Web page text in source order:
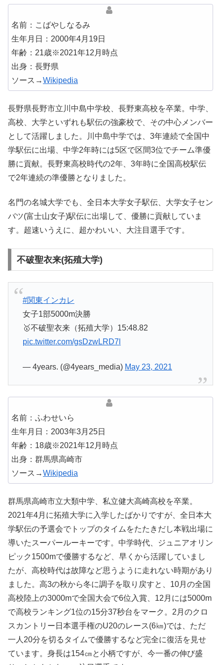
名前：こばやしなるみ
生年月日：2000年4月19日
年齢：21歳※2021年12月時点
出身：長野県
ソース→Wikipedia
長野県長野市立川中島中学校、長野東高校を卒業。中学、
高校、大学といずれも駅伝の強豪校で、その中心メンバー
として活躍しました。川中島中学では、3年連続で全国中
学駅伝に出場、中学2年時には5区で区間3位でチーム準優
勝に貢献。長野東高校時代の2年、3年時に全国高校駅伝
で2年連続の準優勝となりました。
名門の名城大学でも、全日本大学女子駅伝、大学女子セン
バツ(富士山女子)駅伝に出場して、優勝に貢献していま
す。超速いうえに、超かわいい、大注目選手です。
不破聖衣来(拓殖大学)
#関東インカレ
女子1部5000m決勝
🥇不破聖衣来（拓殖大学）15:48.82
pic.twitter.com/gsDzwLRD7l
— 4years. (@4years_media) May 23, 2021
名前：ふわせいら
生年月日：2003年3月25日
年齢：18歳※2021年12月時点
出身：群馬県高崎市
ソース→Wikipedia
群馬県高崎市立大類中学、私立健大高崎高校を卒業。
2021年4月に拓殖大学に入学したばかりですが、全日本大
学駅伝の予選会でトップのタイムをたたきだし本戦出場に
導いたスーパールーキーです。中学時代、ジュニアオリン
ピック1500mで優勝するなど、早くから活躍していまし
たが、高校時代は故障など思うように走れない時期があり
ました。高3の秋から冬に調子を取り戻すと、10月の全国
高校陸上の3000mで全国大会で6位入賞、12月には5000m
で高校ランキング1位の15分37秒台をマーク。2月のクロ
スカントリー日本選手権のU20のレース(6㎞)では、ただ
一人20分を切るタイムで優勝するなど完全に復活を見せ
ています。身長は154㎝と小柄ですが、今一番の伸び盛